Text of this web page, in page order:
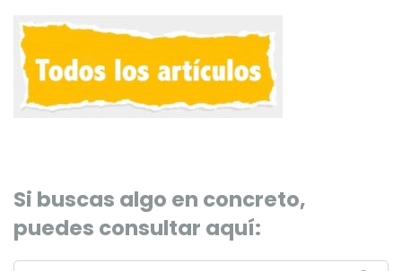
Si buscas algo en concreto,
puedes consultar aquí: